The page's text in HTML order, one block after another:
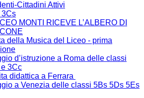
Cittadini Attivi
3Cs
MONTI RICEVE L’ALBERO DI
della Musica del Liceo - prima
d’istruzione a Roma delle classi
3Cc
didattica a Ferrara
a Venezia delle classi 5Bs 5Ds 5Es